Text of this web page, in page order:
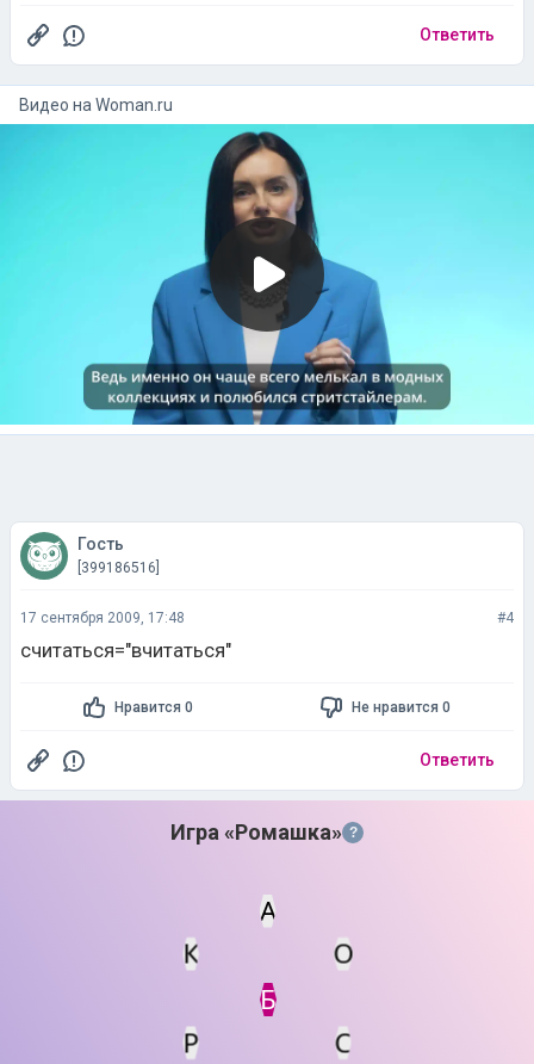
Ответить
Видео на woman.ru
Гость
[399186516]
17 сентября 2009, 17:48 #4
считаться="вчитаться"
Нравится 0 Не нравится 0
Ответить
Игра «Ромашка» ?
Мин. кол-во очков
Б
А
К
О
Р
С